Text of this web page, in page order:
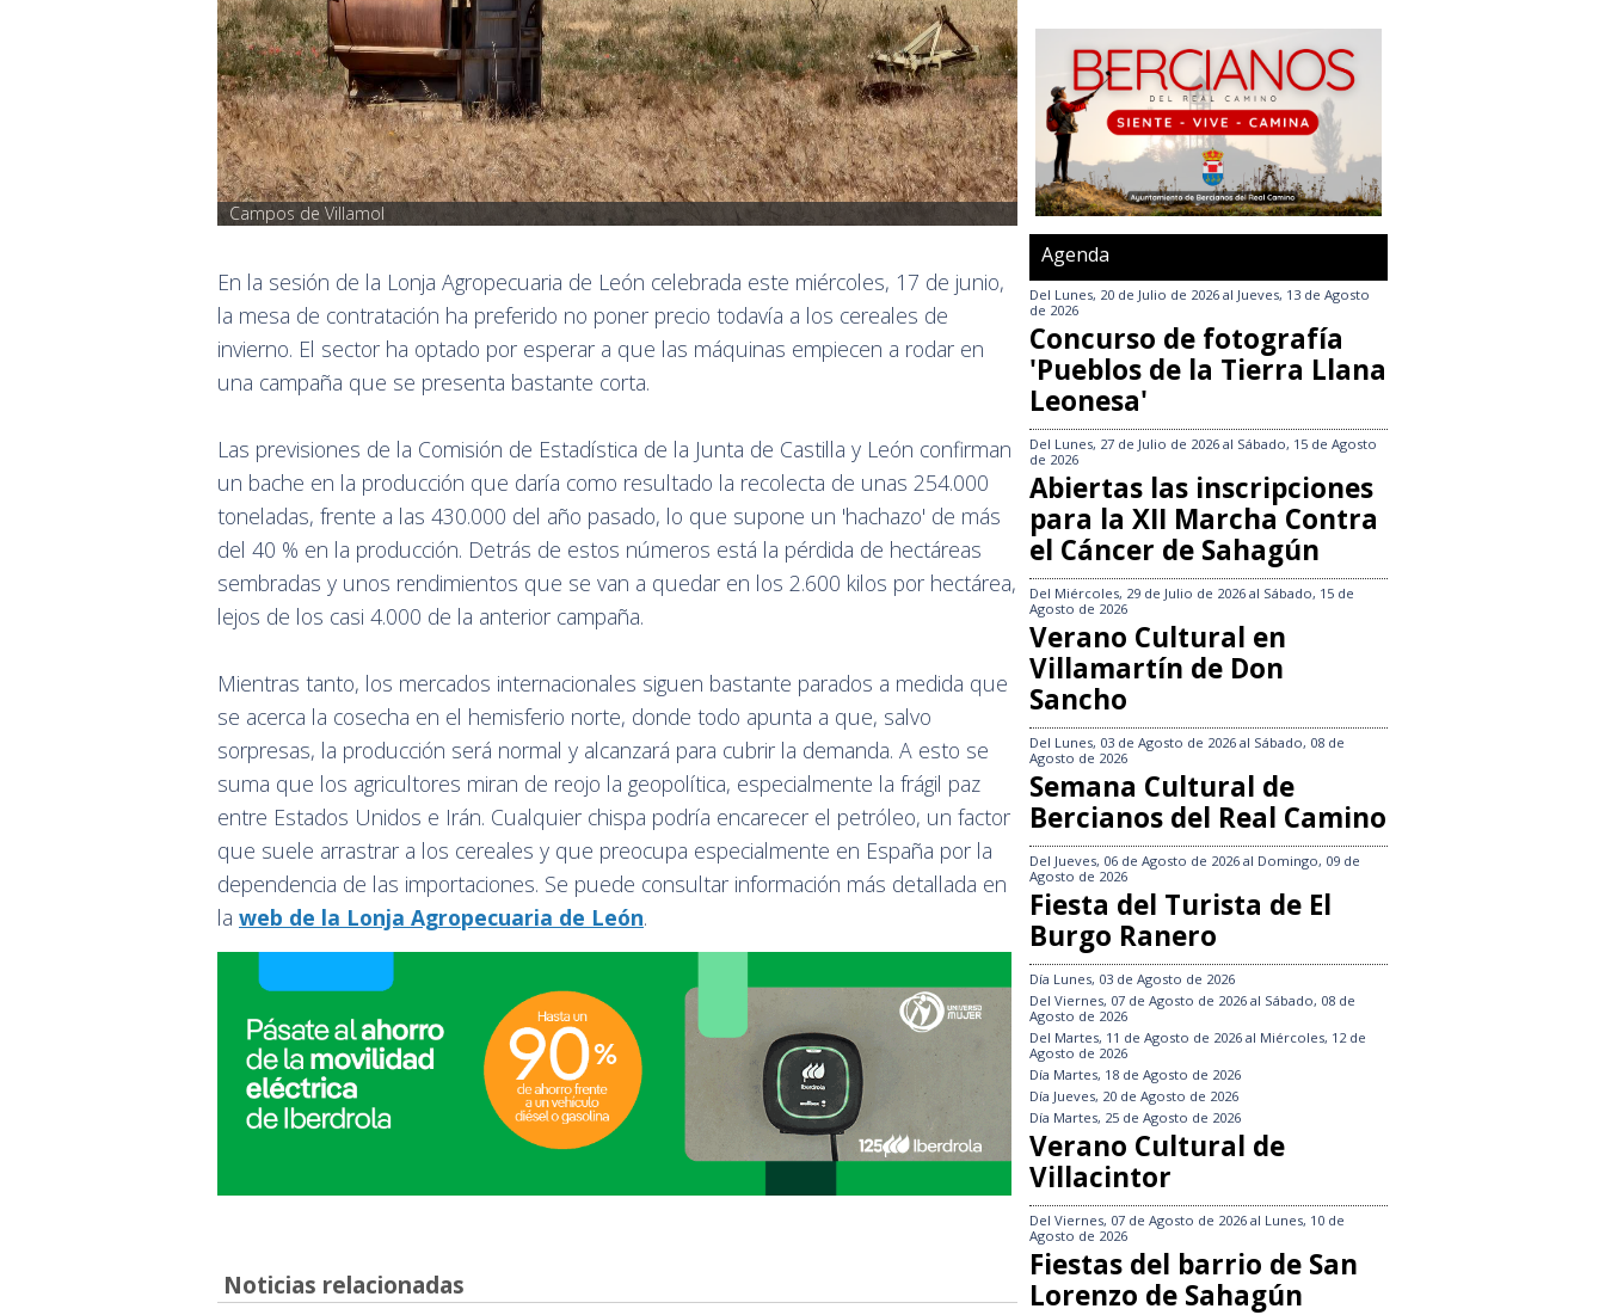
Campos de Villamol
En la sesión de la Lonja Agropecuaria de León celebrada este miércoles, 17 de junio,
la mesa de contratación ha preferido no poner precio todavía a los cereales de
invierno. El sector ha optado por esperar a que las máquinas empiecen a rodar en
una campaña que se presenta bastante corta.
Las previsiones de la Comisión de Estadística de la Junta de Castilla y León confirman
un bache en la producción que daría como resultado la recolecta de unas 254.000
toneladas, frente a las 430.000 del año pasado, lo que supone un 'hachazo' de más
del 40 % en la producción. Detrás de estos números está la pérdida de hectáreas
sembradas y unos rendimientos que se van a quedar en los 2.600 kilos por hectárea,
lejos de los casi 4.000 de la anterior campaña.
Mientras tanto, los mercados internacionales siguen bastante parados a medida que
se acerca la cosecha en el hemisferio norte, donde todo apunta a que, salvo
sorpresas, la producción será normal y alcanzará para cubrir la demanda. A esto se
suma que los agricultores miran de reojo la geopolítica, especialmente la frágil paz
entre Estados Unidos e Irán. Cualquier chispa podría encarecer el petróleo, un factor
que suele arrastrar a los cereales y que preocupa especialmente en España por la
dependencia de las importaciones. Se puede consultar información más detallada en
la web de la Lonja Agropecuaria de León.
Noticias relacionadas
Agenda
Del Lunes, 20 de Julio de 2026 al Jueves, 13 de Agosto
de 2026
Concurso de fotografía
'Pueblos de la Tierra Llana
Leonesa'
Del Lunes, 27 de Julio de 2026 al Sábado, 15 de Agosto
de 2026
Abiertas las inscripciones
para la XII Marcha Contra
el Cáncer de Sahagún
Del Miércoles, 29 de Julio de 2026 al Sábado, 15 de
Agosto de 2026
Verano Cultural en
Villamartín de Don
Sancho
Del Lunes, 03 de Agosto de 2026 al Sábado, 08 de
Agosto de 2026
Semana Cultural de
Bercianos del Real Camino
Del Jueves, 06 de Agosto de 2026 al Domingo, 09 de
Agosto de 2026
Fiesta del Turista de El
Burgo Ranero
Día Lunes, 03 de Agosto de 2026
Del Viernes, 07 de Agosto de 2026 al Sábado, 08 de
Agosto de 2026
Del Martes, 11 de Agosto de 2026 al Miércoles, 12 de
Agosto de 2026
Día Martes, 18 de Agosto de 2026
Día Jueves, 20 de Agosto de 2026
Día Martes, 25 de Agosto de 2026
Verano Cultural de
Villacintor
Del Viernes, 07 de Agosto de 2026 al Lunes, 10 de
Agosto de 2026
Fiestas del barrio de San
Lorenzo de Sahagún